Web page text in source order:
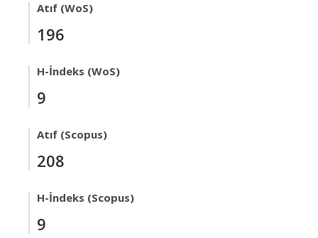
Atıf (WoS)
196
H-İndeks (WoS)
9
Atıf (Scopus)
208
H-İndeks (Scopus)
9